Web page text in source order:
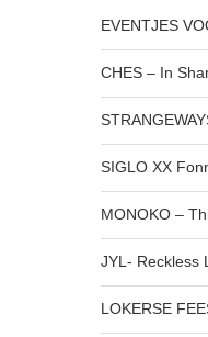
EVENTJES
CHES – In
SIGLO XX
MONOKO –
JYL- Reckless
LOKERSE